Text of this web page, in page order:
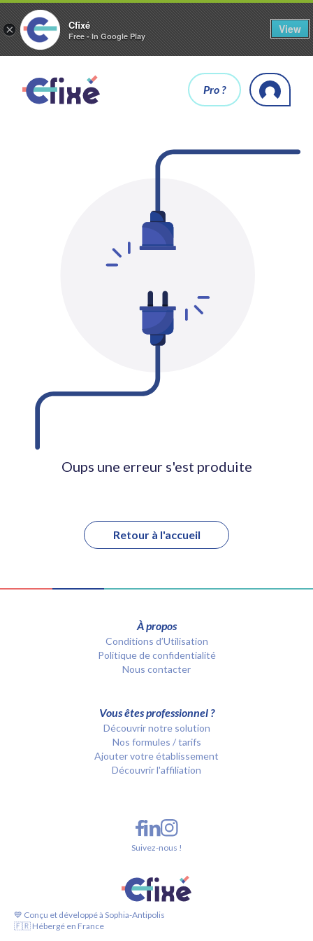
× Cfixé
Free - In Google Play
View
Pro ?
Oups une erreur s'est produite
Retour à l'accueil
À propos
Conditions d’Utilisation
Politique de confidentialité
Nous contacter
Vous êtes professionnel ?
Découvrir notre solution
Nos formules / tarifs
Ajouter votre établissement
Découvrir l'affiliation
💙 Conçu et développé à Sophia-Antipolis
🇫🇷 Hébergé en France
Suivez-nous !